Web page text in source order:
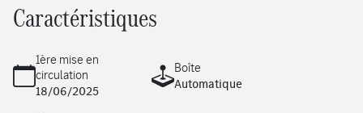
Caractéristiques
1ère mise en
circulation
18/06/2025
Boîte
Automatique